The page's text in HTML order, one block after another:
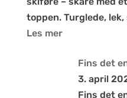
toppen. Turglede, lek,
Les mer
Fins det
3. april
Fins det